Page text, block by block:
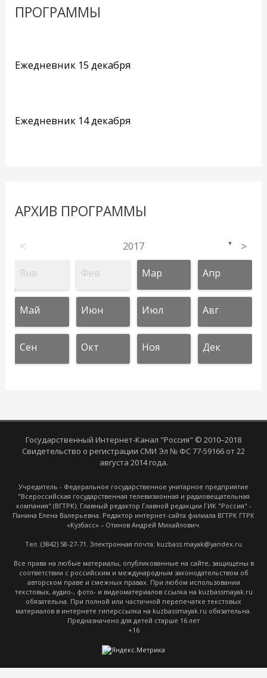
ПРОГРАММЫ
Ежедневник 15 декабря
Ежедневник 14 декабря
АРХИВ ПРОГРАММЫ
< 2017 ▼ >
Янв Фев Мар Апр
Май Июн Июл Авг
Сен Окт Ноя Дек
Государственный Интернет-Канал "Россия" © 2010–2018
Свидетельство о регистрации СМИ Эл № ФС 77-59166 от 22
августа 2014 года.
Учредитель - Федеральное государственное унитарное предприятие
"Всероссийская государственная телевизионная и радиовещательная
компания" (ВГТРК). Главный редактор Главной редакции ГИК "Россия" -
Панина Елена Валерьевна. Редактор интернет-сайта филиала ВГТРК ГТРК
«Кузбасс» – Отинов Андрей Михайлович.
Тел. (3842) 58-27-71. Электронная почта: kuzbass.mayak@yandex.ru
Все права на любые материалы, опубликованные на сайте, защищены в
соответствии с российским и международным законодательством об
авторском праве и смежных правах. При любом использовании
текстовых, аудио-, фото- и видеоматериалов ссылка на kuzbassmayak.ru
обязательна. При полной или частичной перепечатке текстовых
материалов в интернете гиперссылка на kuzbassmayak.ru обязательна.
Предназначено для детей старше 16 лет
+16